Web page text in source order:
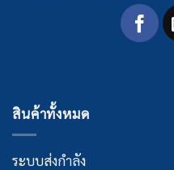
สินค้าทั้งหมด
ระบบส่งกำลัง